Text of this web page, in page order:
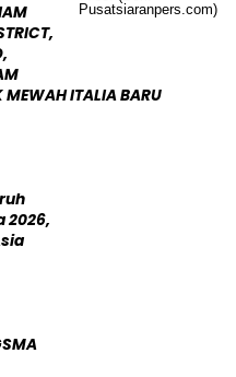
MEWAH ITALIA BARU
2026,